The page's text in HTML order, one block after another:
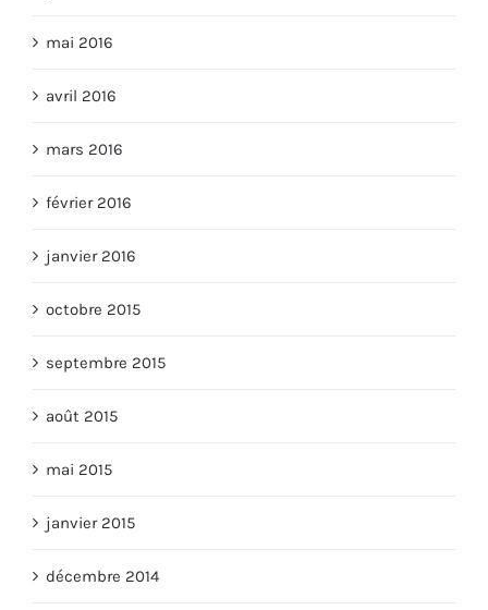
mai 2016
avril 2016
mars 2016
février 2016
janvier 2016
octobre 2015
septembre 2015
août 2015
mai 2015
janvier 2015
décembre 2014